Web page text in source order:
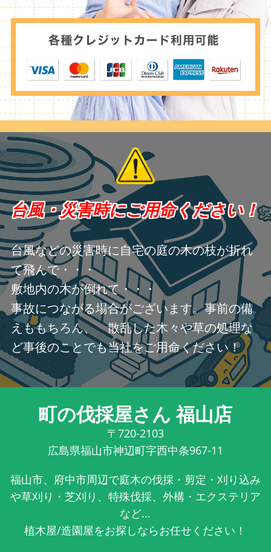
台風・災害時にご用命ください！
台風などの災害時に自宅の庭の木の枝が折れ
て飛んで・・・
敷地内の木が倒れて・・・
事故につながる場合がございます。事前の備
えももちろん、 散乱した木々や草の処理な
ど事後のことでも当社をご用命ください！
町の伐採屋さん 福山店
〒720-2103
広島県福山市神辺町字西中条967-11
福山市、府中市周辺で庭木の伐採・剪定・刈り込み
や草刈り・芝刈り、特殊伐採、外構・エクステリア
など...
植木屋/造園屋をお探しならお任せください！